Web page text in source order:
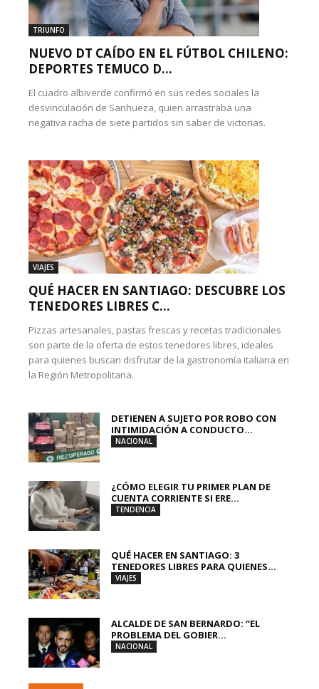
TRIUNFO
NUEVO DT CAÍDO EN EL FÚTBOL CHILENO:
DEPORTES TEMUCO D...
El cuadro albiverde confirmó en sus redes sociales la
desvinculación de Sanhueza, quien arrastraba una
negativa racha de siete partidos sin saber de victorias.
VIAJES
QUÉ HACER EN SANTIAGO: DESCUBRE LOS
TENEDORES LIBRES C...
Pizzas artesanales, pastas frescas y recetas tradicionales
son parte de la oferta de estos tenedores libres, ideales
para quienes buscan disfrutar de la gastronomía italiana en
la Región Metropolitana.
DETIENEN A SUJETO POR ROBO CON
INTIMIDACIÓN A CONDUCTO...
NACIONAL
¿CÓMO ELEGIR TU PRIMER PLAN DE
CUENTA CORRIENTE SI ERE...
TENDENCIA
QUÉ HACER EN SANTIAGO: 3
TENEDORES LIBRES PARA QUIENES...
VIAJES
ALCALDE DE SAN BERNARDO: “EL
PROBLEMA DEL GOBIER...
NACIONAL